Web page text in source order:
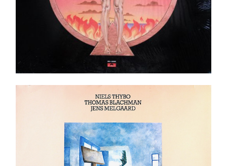
Niels Thybo, Thomas Blachman, Jens Melgaard –
The Story LP
Ajouter au panier